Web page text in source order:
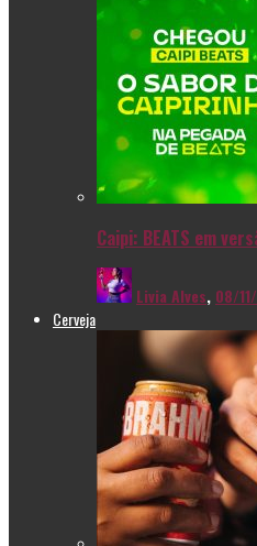
Caipi: BEATS em
Livia Alves, 08/
Cerveja